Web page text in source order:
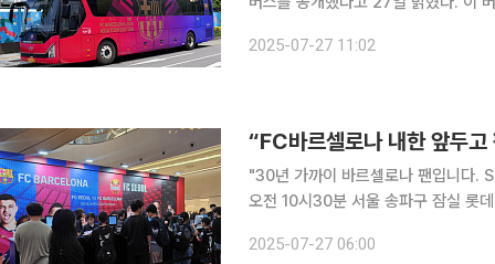
나 아시아투어 서울 매치와 대구 매
2025-07-27 11:02
"30년 가까이 바르셀로나 팬입니다.
오전 10시30분 서울 송파구 잠실 롯
울의 찐팬들이 몰렸다. 롯데백화점은
2025-07-27 06:00